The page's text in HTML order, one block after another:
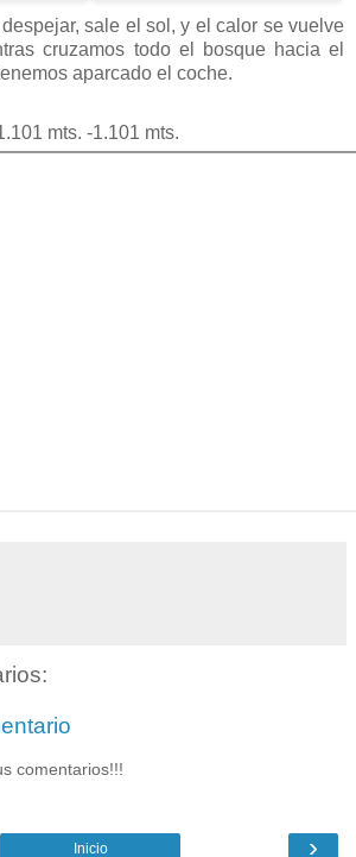
sale el sol, y el calor se vuelve
cruzamos todo el bosque hacia el
aparcado el coche.
mts. -1.101 mts.
comentarios!!!
›
Inicio